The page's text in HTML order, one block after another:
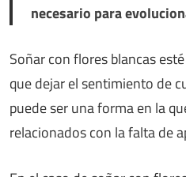
necesario para
Soñar con flores blancas
que dejar el sentimiento de
puede ser una forma en la
relacionados con la falta de